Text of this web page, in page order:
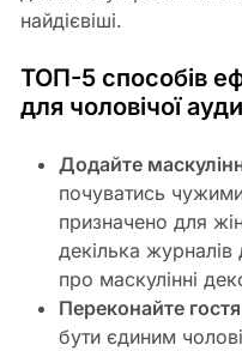
найдієвіші.
ТОП-5 способів
для чоловічої
Додайте
почуватись
призначено для
декілька журналів
про маскулінні
Переконайте
бути єдиним